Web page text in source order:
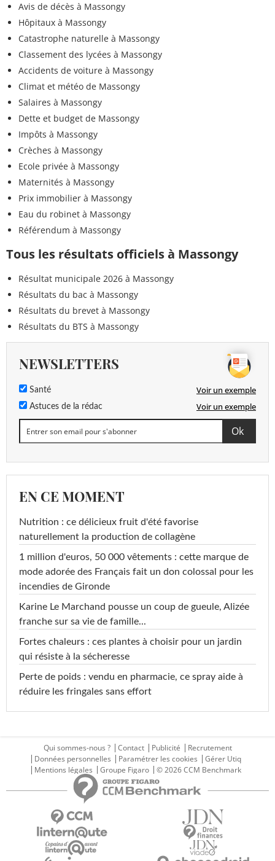
Avis de décès à Massongy
Hôpitaux à Massongy
Catastrophe naturelle à Massongy
Classement des lycées à Massongy
Accidents de voiture à Massongy
Climat et météo de Massongy
Salaires à Massongy
Dette et budget de Massongy
Impôts à Massongy
Crèches à Massongy
Ecole privée à Massongy
Maternités à Massongy
Prix immobilier à Massongy
Eau du robinet à Massongy
Référendum à Massongy
Tous les résultats officiels à Massongy
Résultat municipale 2026 à Massongy
Résultats du bac à Massongy
Résultats du brevet à Massongy
Résultats du BTS à Massongy
NEWSLETTERS
Santé Voir un exemple
Astuces de la rédac Voir un exemple
EN CE MOMENT
Nutrition : ce délicieux fruit d'été favorise
naturellement la production de collagène
1 million d'euros, 50 000 vêtements : cette marque de
mode adorée des Français fait un don colossal pour les
incendies de Gironde
Karine Le Marchand pousse un coup de gueule, Alizée
franche sur sa vie de famille...
Fortes chaleurs : ces plantes à choisir pour un jardin
qui résiste à la sécheresse
Perte de poids : vendu en pharmacie, ce spray aide à
réduire les fringales sans effort
Qui sommes-nous ? Contact Publicité
Recrutement
Données personnelles
Paramétrer les cookies
Gérer Utiq
Mentions légales
Groupe Figaro © 2026 CCM Benchmark